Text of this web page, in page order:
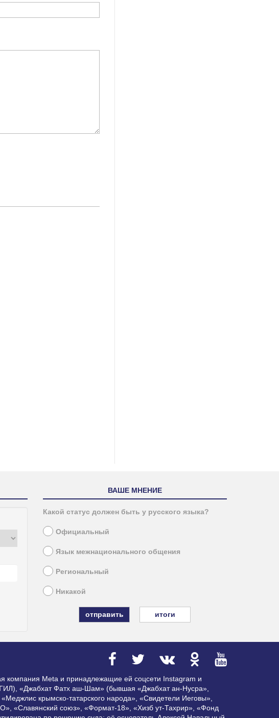
ВАШЕ МНЕНИЕ
Какой статус должен быть у русского языка?
Официальный
Язык межнационального общения
Региональный
Никакой
итоги
компания Meta и принадлежащие ей соцсети Instagram и
«Джабхат Фатх аш-Шам» (бывшая «Джабхат ан-Нусра»,
крымско-татарского народа», «Свидетели Иеговы»,
«Славянский союз», «Формат-18», «Хизб ут-Тахрир», «Фонд